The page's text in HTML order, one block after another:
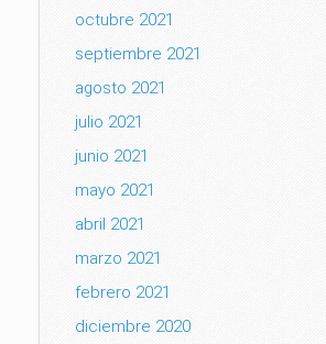
octubre 2021
septiembre 2021
agosto 2021
julio 2021
junio 2021
mayo 2021
abril 2021
marzo 2021
febrero 2021
diciembre 2020